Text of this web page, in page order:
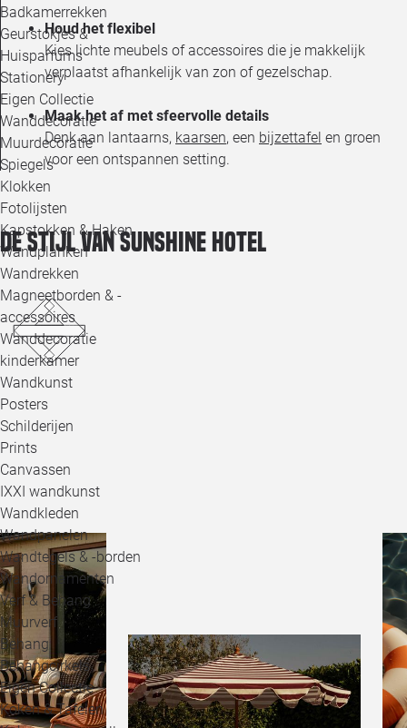
Badkamerrekken
Geurstokjes &
Huisparfums
Stationery
Eigen Collectie
Wanddecoratie
Muurdecoratie
Spiegels
Klokken
Fotolijsten
Kapstokken & Haken
Wandplanken
Wandrekken
Magneetborden & -
accessoires
Wanddecoratie
kinderkamer
Wandkunst
Posters
Schilderijen
Prints
Canvassen
IXXI wandkunst
Wandkleden
Wandpanelen
Wandtegels & -borden
Wandornamenten
Verf & Behang
Muurverf
Behang
Behangcirkels
Eigen Collectie
Koken & Tafelen
Houd het flexibel
Kies lichte meubels of accessoires die je makkelijk
verplaatst afhankelijk van zon of gezelschap.
Maak het af met sfeervolle details
Denk aan lantaarns, kaarsen, een bijzettafel en groen
voor een ontspannen setting.
De stijl van Sunshine Hotel